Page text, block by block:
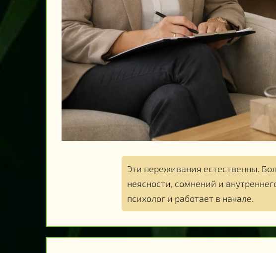
Эти переживания естественны.
неясности, сомнений и
психолог и работает в начале.